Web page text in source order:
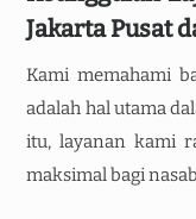
Jakarta Pusat
Kami memahami
adalah hal utama
itu, layanan kami
maksimal bagi